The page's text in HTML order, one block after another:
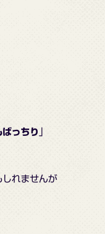
っちり
れませんが